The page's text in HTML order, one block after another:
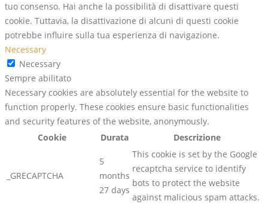
tuo consenso. Hai anche la possibilità di disattivare questi
cookie. Tuttavia, la disattivazione di alcuni di questi cookie
potrebbe influire sulla tua esperienza di navigazione.
Necessary
Necessary
Sempre abilitato
Necessary cookies are absolutely essential for the website to
function properly. These cookies ensure basic functionalities
and security features of the website, anonymously.
Cookie
Durata Descrizione
_GRECAPTCHA
5
months
27 days
This cookie is set by the Google
recaptcha service to identify
bots to protect the website
against malicious spam attacks.